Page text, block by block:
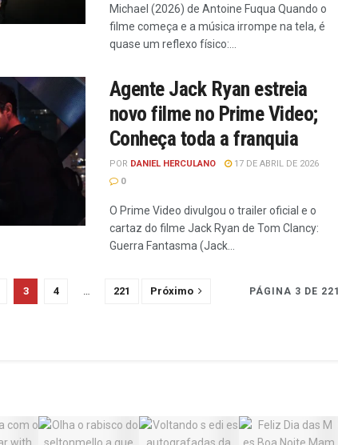
Michael (2026) de Antoine Fuqua Quando o
filme começa e a música irrompe na tela, é
quase um reflexo físico:...
Agente Jack Ryan estreia
novo filme no Prime Video;
Conheça toda a franquia
POR DANIEL HERCULANO
17 DE ABRIL DE 2026
0
O Prime Video divulgou o trailer oficial e o
cartaz do filme Jack Ryan de Tom Clancy:
Guerra Fantasma (Jack...
PÁGINA 3 DE 221
3 4 … 221 Próximo